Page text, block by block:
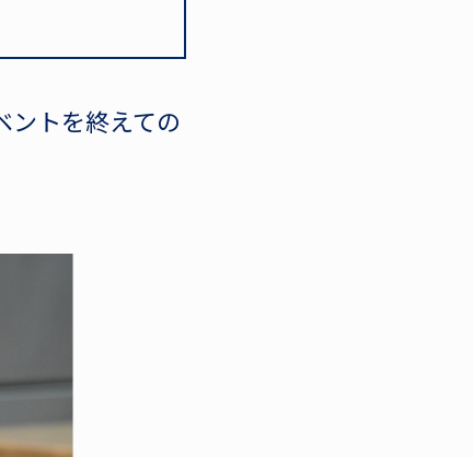
トを終えての